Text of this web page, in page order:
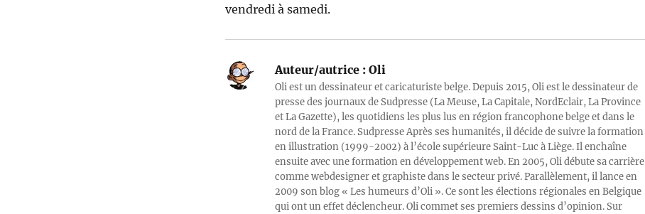
vendredi à samedi.
Auteur/autrice :Oli
Oli est un dessinateur et caricaturiste belge. Depuis 2015, Oli est le dessinateur de
presse des journaux de Sudpresse (La Meuse, La Capitale, NordEclair, La Province
et La Gazette), les quotidiens les plus lus en région francophone belge et dans le
nord de la France. Sudpresse Après ses humanités, il décide de suivre la formation
en illustration (1999-2002) à l’école supérieure Saint-Luc à Liège. Il enchaîne
ensuite avec une formation en développement web. En 2005, Oli débute sa carrière
comme webdesigner et graphiste dans le secteur privé. Parallèlement, il lance en
2009 son blog « Les humeurs d’Oli ». Ce sont les élections régionales en Belgique
qui ont un effet déclencheur. Oli commet ses premiers dessins d’opinion. Sur